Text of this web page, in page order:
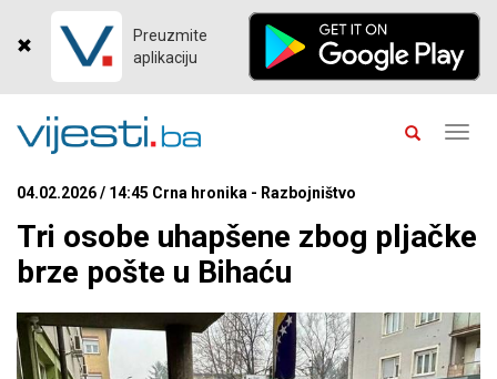
Preuzmite
aplikaciju
04.02.2026 / 14:45 Crna hronika - Razbojništvo
Tri osobe uhapšene zbog pljačke
brze pošte u Bihaću